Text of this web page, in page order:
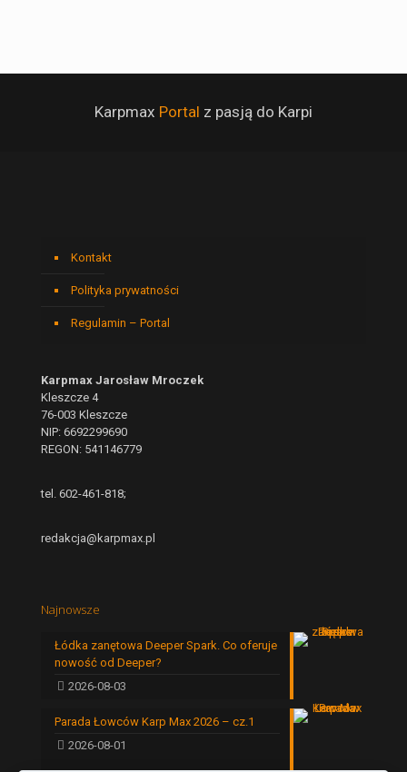
Karpmax Portal z pasją do Karpi
Kontakt
Polityka prywatności
Regulamin – Portal
Karpmax Jarosław Mroczek
Kleszcze 4
76-003 Kleszcze
NIP: 6692299690
REGON: 541146779
tel. 602-461-818;
redakcja@karpmax.pl
Najnowsze
Łódka zanętowa Deeper Spark. Co oferuje
nowość od Deeper?
2026-08-03
Parada Łowców Karp Max 2026 – cz.1
2026-08-01